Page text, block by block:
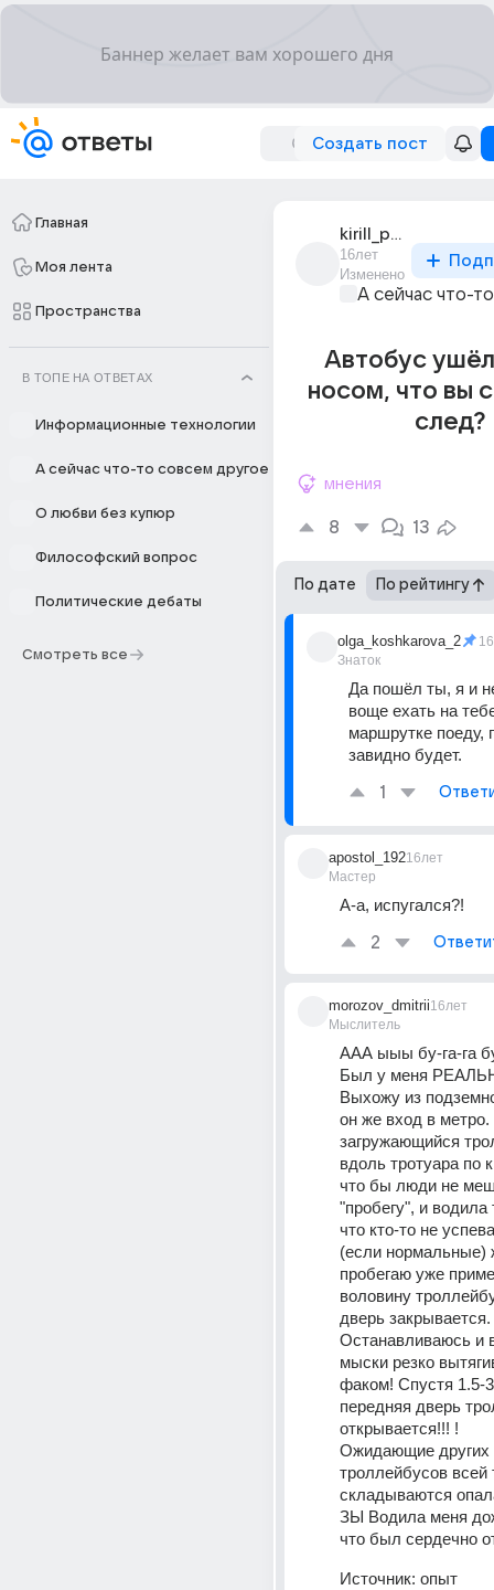
Создать пост
Главная
Моя лента
Пространства
В ТОПЕ НА ОТВЕТАХ
Информационные технологии
А сейчас что-то совсем другое
О любви без купюр
Философский вопрос
Политические дебаты
Смотреть все
kirill_petrov_207
16лет
Изменено
А сейчас что-
Автобус
носом, что вы
след?
мнения
8 13
По дате По рейтингу
olga_koshkarova_2
Знаток
Да пошёл ты, я и
воще ехать на
маршрутке поеду,
завидно будет.
1
apostol_192
Мастер
16лет
А-а, испугался?!
2
morozov_dmitrii
Мыслитель
16лет
ААА ыыы бу-га-га
Был у меня
Выхожу из
он же вход в
загружающийся
вдоль тротуара по
что бы люди не
"пробегу", и водила
что кто-то не
(если нормальные)
пробегаю уже
воловину
дверь закрывается.
Останавливаюсь и
мыски резко
факом! Спустя 1.5-
передняя дверь
открывается!!! !
Ожидающие других
троллейбусов всей
складываются
ЗЫ Водила меня
что был сердечно
Источник: опыт